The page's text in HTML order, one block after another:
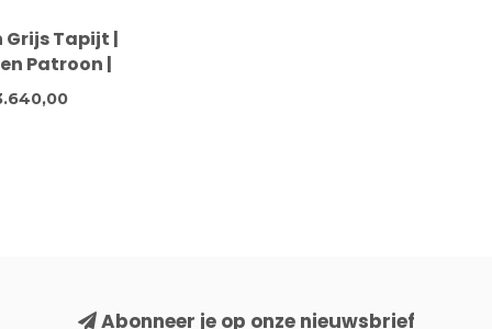
Grijs Tapijt |
Patroon |
192 cm |
Abonneer je op onze nieuwsbrief